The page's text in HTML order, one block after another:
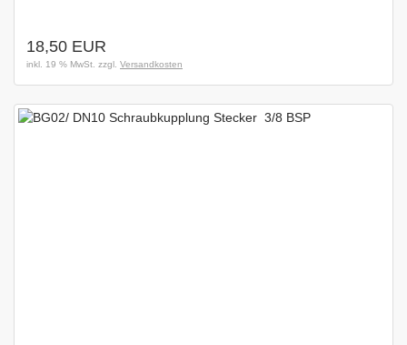
18,50 EUR
inkl. 19 % MwSt. zzgl. Versandkosten